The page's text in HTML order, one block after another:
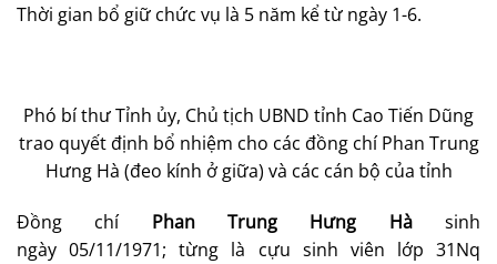
Thời gian bổ giữ chức vụ là 5 năm kể từ ngày 1-6.
Phó bí thư Tỉnh ủy, Chủ tịch UBND tỉnh Cao Tiến Dũng
trao quyết định bổ nhiệm cho các đồng chí Phan Trung
Hưng Hà (đeo kính ở giữa) và các cán bộ của tỉnh
Đồng chí Phan Trung Hưng Hàsinh
ngày 05/11/1971; từng là cựu sinh viên lớp 31Nq